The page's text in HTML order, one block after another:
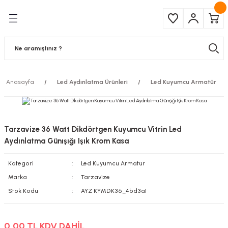
Anasayfa Led Aydınlatma Ürünleri Led Kuyumcu Armatür
Tarzavize 36 Watt Dikdörtgen Kuyumcu Vitrin Led
Aydınlatma Günışığı Işık Krom Kasa
Kategori
Led Kuyumcu Armatür
Marka
Tarzavize
Stok Kodu
AYZ KYMDK36_4bd3a1
0,00 TL KDV DAHİL